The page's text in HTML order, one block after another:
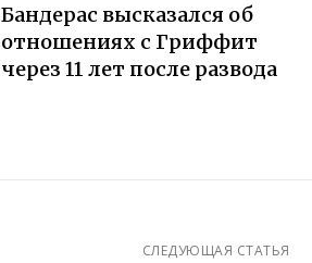
Бандерас высказался об
отношениях с Гриффит
через 11 лет после развода
СЛЕДУЮЩАЯ СТАТЬЯ